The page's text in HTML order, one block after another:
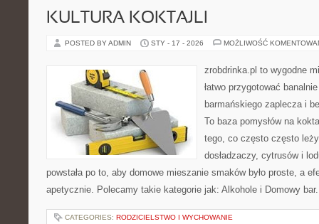
KULTURA KOKTAJLI
POSTED BY ADMIN STY - 17 - 2026 MOŻLIWOŚĆ
zrobdrinka.pl to wygodne
łatwo przygotować
barmańskiego zaplecza i
To baza pomysłów na
tego, co często często
dosładzaczy, cytrusów i
powstała po to, aby domowe mieszanie smaków było proste, a
apetycznie. Polecamy takie kategorie jak: Alkohole i Domowy
CATEGORIES: RODZICIELSTWO I WYCHOWANIE